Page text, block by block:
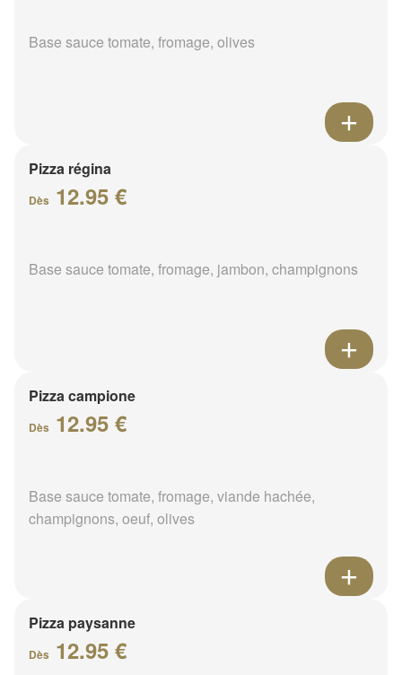
Base sauce tomate, fromage, olives
Pizza régina
Dès 12.95 €
Base sauce tomate, fromage, jambon, champignons
Pizza campione
Dès 12.95 €
Base sauce tomate, fromage, viande hachée,
champignons, oeuf, olives
Pizza paysanne
Dès 12.95 €